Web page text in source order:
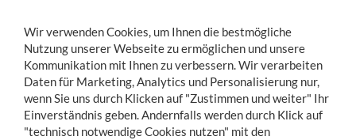
Toggle
navigation
MENÜ KONTO WARENKORB
Wir verwenden Cookies, um Ihnen die bestmögliche
Nutzung unserer Webseite zu ermöglichen und unsere
Kommunikation mit Ihnen zu verbessern. Wir verarbeiten
Daten für Marketing, Analytics und Personalisierung nur,
wenn Sie uns durch Klicken auf "Zustimmen und weiter" Ihr
Einverständnis geben. Andernfalls werden durch Klick auf
"technisch notwendige Cookies nutzen" mit den